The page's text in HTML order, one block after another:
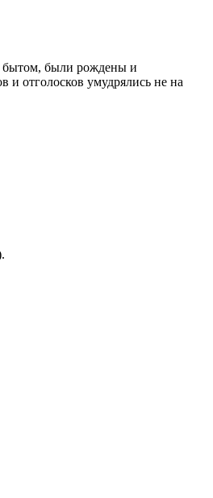
бытом, были рождены и
и отголосков умудрялись не на